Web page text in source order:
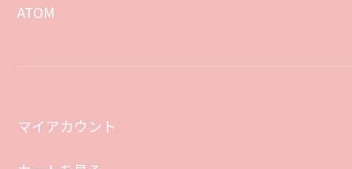
ATOM
マイアカウント